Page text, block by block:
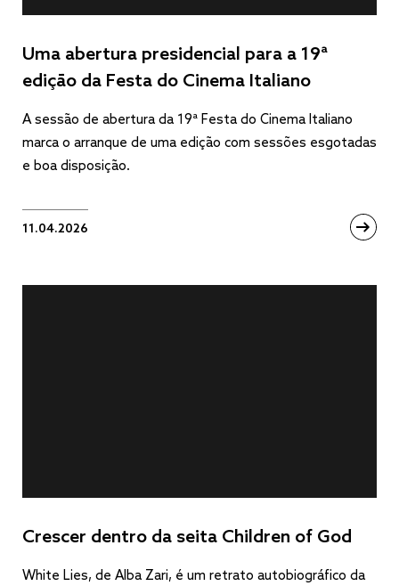
Uma abertura presidencial para a 19ª
edição da Festa do Cinema Italiano
A sessão de abertura da 19ª Festa do Cinema Italiano
marca o arranque de uma edição com sessões esgotadas
e boa disposição.
11.04.2026
Crescer dentro da seita Children of God
White Lies, de Alba Zari, é um retrato autobiográfico da